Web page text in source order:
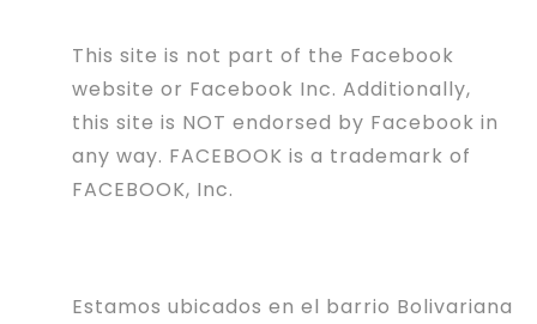
This site is not part of the Facebook
website or Facebook Inc. Additionally,
this site is NOT endorsed by Facebook in
any way. FACEBOOK is a trademark of
FACEBOOK, Inc.
Estamos ubicados en el barrio Bolivariana